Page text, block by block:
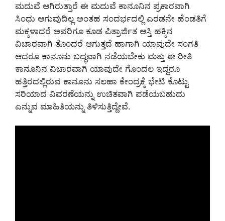
ಮದುವೆ ಆಗಿರುತ್ತಾರೆ ಈ ಮದುವೆ ಕಾನೂನಿನ ಪ್ರಕಾರವಾಗಿ
ಸಿಂಧು ಆಗುವುದಿಲ್ಲ ಅಂತಹ ಸಂದರ್ಭದಲ್ಲಿ ಎರಡನೇ ಹೆಂಡತಿಗೆ
ಮಕ್ಕಳಾದರೆ ಅವರಿಗೂ ಕೂಡ ಪಿತ್ರಾರ್ಜಿತ ಆಸ್ತಿ ಹಕ್ಕಿನ
ವಿಚಾರವಾಗಿ ತೊಂದರೆ ಆಗುತ್ತದೆ ಹಾಗಾಗಿ ಯಾವುದೇ ಸಂಗತಿ
ಆದರೂ ಕಾನೂನು ಬದ್ಧವಾಗಿ ನಡೆಯಬೇಕು ಮತ್ತು ಈ ರೀತಿ
ಕಾನೂನಿನ ವಿಚಾರವಾಗಿ ಯಾವುದೇ ಗೊಂದಲ ಇದ್ದರೂ
ಹತ್ತಿರದಲ್ಲಿರುವ ಕಾನೂನು ಸಲಹಾ ಕೇಂದ್ರಕ್ಕೆ ಭೇಟಿ ಕೊಟ್ಟು
ಸರಿಯಾದ ವಿವರಣೆಯನ್ನು ಉಚಿತವಾಗಿ ಪಡೆಯಬಹುದು
ಎನ್ನುವ ಮಾಹಿತಿಯನ್ನು ತಿಳಿಸುತ್ತಿದ್ದೇವೆ.